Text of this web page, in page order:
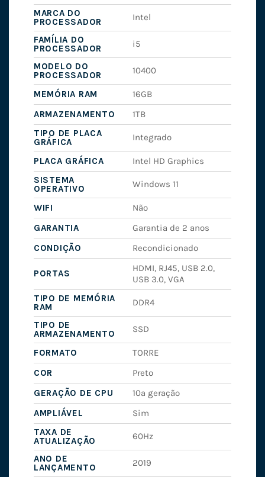
MARCA DO
PROCESSADOR
Intel
FAMÍLIA DO
PROCESSADOR
i5
MODELO DO
PROCESSADOR
10400
MEMÓRIA RAM
16GB
ARMAZENAMENTO
1TB
TIPO DE PLACA
GRÁFICA
Integrado
PLACA GRÁFICA
Intel HD Graphics
SISTEMA
OPERATIVO
Windows 11
WIFI
Não
GARANTIA
Garantia de 2 anos
CONDIÇÃO
Recondicionado
PORTAS
HDMI, RJ45, USB 2.0,
USB 3.0, VGA
TIPO DE MEMÓRIA
RAM
DDR4
TIPO DE
ARMAZENAMENTO
SSD
FORMATO
TORRE
COR
Preto
GERAÇÃO DE CPU
10ª geração
AMPLIÁVEL
Sim
TAXA DE
ATUALIZAÇÃO
60Hz
ANO DE
LANÇAMENTO
2019